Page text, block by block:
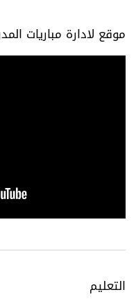
موقع لادارة مباريات
التعليم